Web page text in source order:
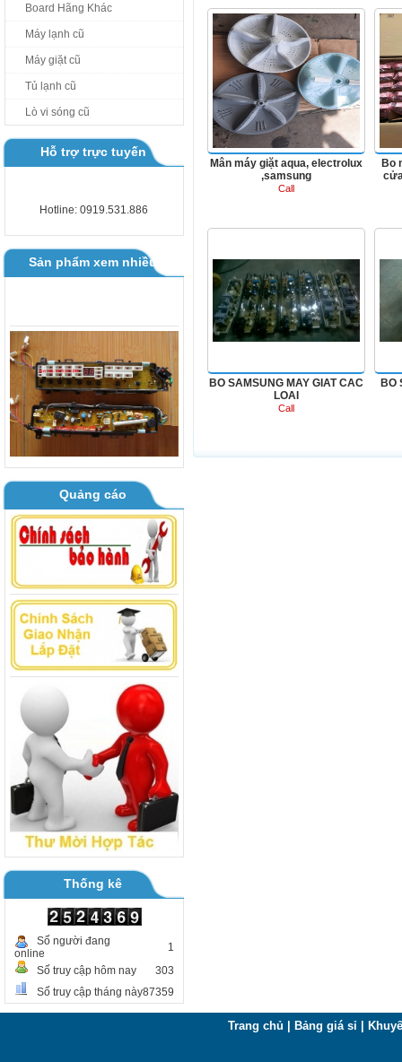
Board Hãng Khác
Máy lạnh cũ
Máy giặt cũ
Tủ lạnh cũ
Lò vi sóng cũ
Hỗ trợ trực tuyến
Hotline: 0919.531.886
Sản phẩm xem nhiều
BOARD MÁY GIẶT TOSHIBA AW
B1000 - B1100GV
BO SAMSUNG MAY GIAT CAC
LOAI
BOARD MÁY GIẶT TOSHIBA AW
B1000 - B1100GV
Quảng cáo
Thống kê
Số người đang
online
1
Số truy cập hôm nay
303
Số truy cập tháng này87359
Mân máy giặt aqua, electrolux
,samsung
Call
Bo
BO SAMSUNG MAY GIAT CAC
LOAI
Call
BO
Trang chủ Bảng giá sỉ